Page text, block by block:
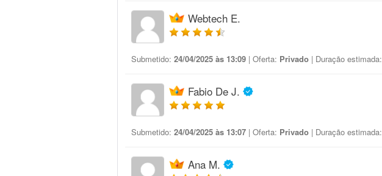
Webtech E.
Submetido: 24/04/2025 às 13:09 | Oferta: Privado | Duração estimada:
Fabio De J.
Submetido: 24/04/2025 às 13:07 | Oferta: Privado | Duração estimada:
Ana M.